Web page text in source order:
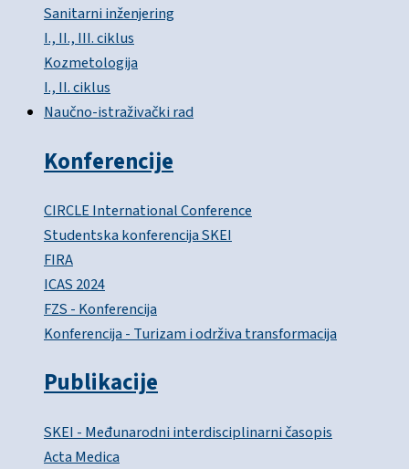
Sanitarni inženjering
I., II., III. ciklus
Kozmetologija
I., II. ciklus
Naučno-istraživački rad
Konferencije
CIRCLE International Conference
Studentska konferencija SKEI
FIRA
ICAS 2024
FZS - Konferencija
Konferencija - Turizam i održiva transformacija
Publikacije
SKEI - Međunarodni interdisciplinarni časopis
Acta Medica